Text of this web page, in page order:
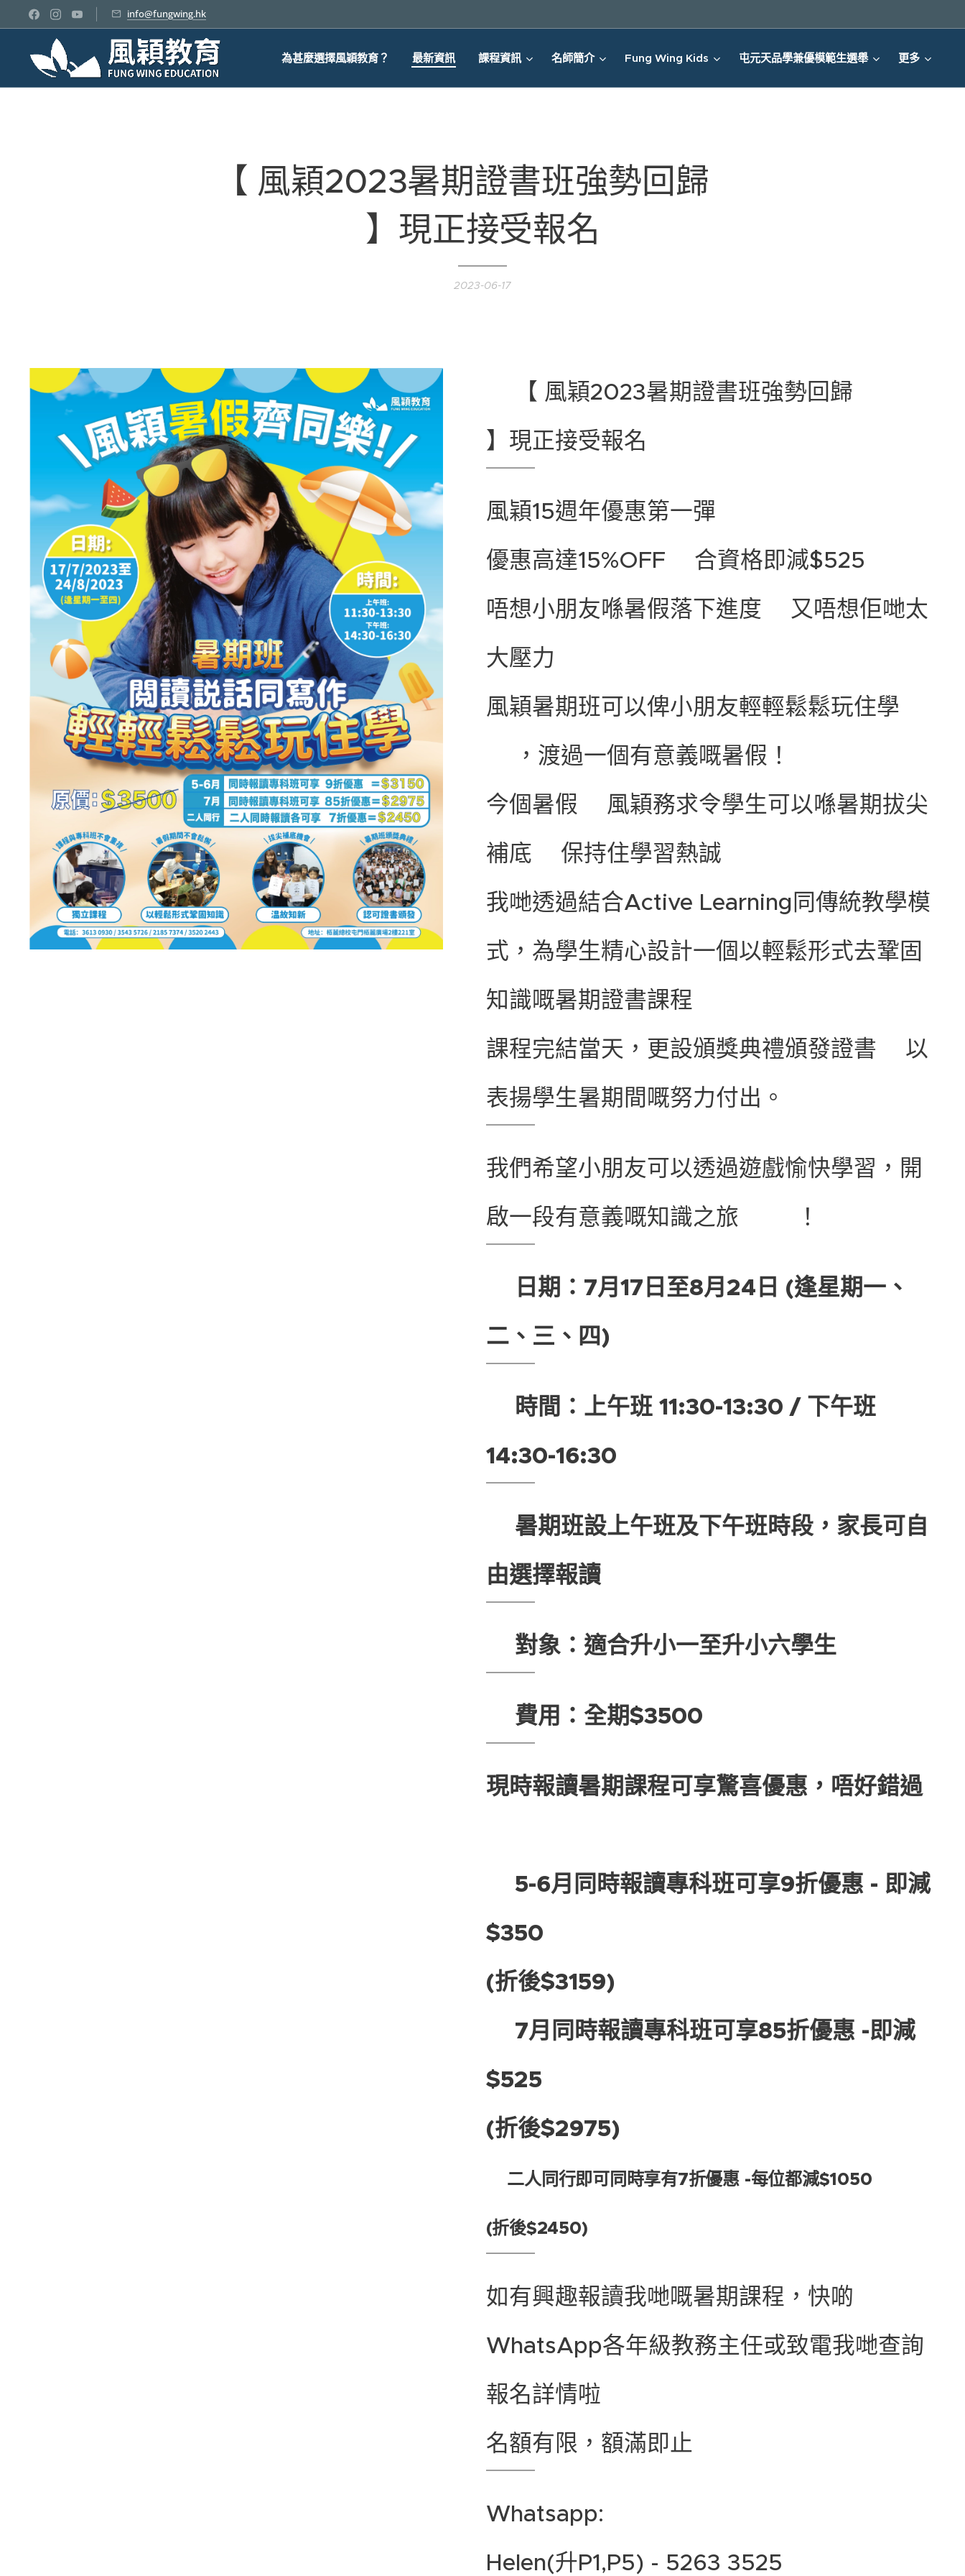
info@fungwing.hk
為甚麼選擇風穎教育？ 最新資訊 課程資訊 名師簡介 Fung Wing Kids 屯元天品學兼優模範生選舉 更多
❤️【 風穎2023暑期證書班強勢回歸❕❗
】現正接受報名
2023-06-17
📍【 風穎2023暑期證書班強勢回歸❕❗
】現正接受報名🖍️
風穎15週年優惠第一彈❗💥
優惠高達15%OFF❗合資格即減$525✔️😍
唔想小朋友喺暑假落下進度🥲又唔想佢哋太
大壓力❓💦
風穎暑期班可以俾小朋友輕輕鬆鬆玩住學
🏖️，渡過一個有意義嘅暑假！🤩🤩📝
今個暑假🔜風穎務求令學生可以喺暑期拔尖
補底🚀保持住學習熱誠‼️
我哋透過結合Active Learning同傳統教學模
式，為學生精心設計一個以輕鬆形式去鞏固
知識嘅暑期證書課程📖
課程完結當天，更設頒獎典禮頒發證書📜以
表揚學生暑期間嘅努力付出。
我們希望小朋友可以透過遊戲愉快學習，開
啟一段有意義嘅知識之旅📝💯！
💡日期：7月17日至8月24日 (逢星期一、
二、三、四)
💡時間：上午班 11:30-13:30 / 下午班
14:30-16:30
📢暑期班設上午班及下午班時段，家長可自
由選擇報讀
💡對象：適合升小一至升小六學生
💡費用：全期$3500
現時報讀暑期課程可享驚喜優惠，唔好錯過
❣️5-6月同時報讀專科班可享9折優惠 - 即減
$350‼️
(折後$3159)
❣️7月同時報讀專科班可享85折優惠 -即減
$525‼️
(折後$2975)
二人同行即可同時享有7折優惠 -每位都減$1050‼️
(折後$2450)
如有興趣報讀我哋嘅暑期課程，快啲
WhatsApp各年級教務主任或致電我哋查詢
報名詳情啦😍
名額有限，額滿即止🥰
Whatsapp:
Helen(升P1,P5) - 5263 3525